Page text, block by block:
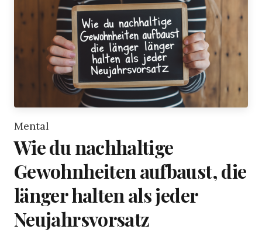
Mental
Wie du nachhaltige
Gewohnheiten aufbaust, die
länger halten als jeder
Neujahrsvorsatz